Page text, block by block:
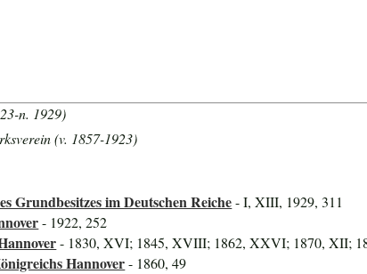
n. 1929)
(v. 1857-1923)
Grundbesitzes im Deutschen Reiche- I, XIII, 1929, 311
- 1922, 252
- 1830, XVI; 1845, XVIII; 1862, XXVI; 1870, XII;
Hannover- 1860, 49